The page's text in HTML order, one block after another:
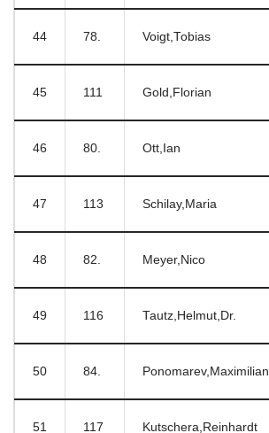
44 78. Voigt,Tobias
45 111 Gold,Florian
46 80. Ott,Ian
47 113 Schilay,Maria
48 82. Meyer,Nico
49 116 Tautz,Helmut,Dr.
50 84. Ponomarev,Maximilian
51 117 Kutschera,Reinhardt